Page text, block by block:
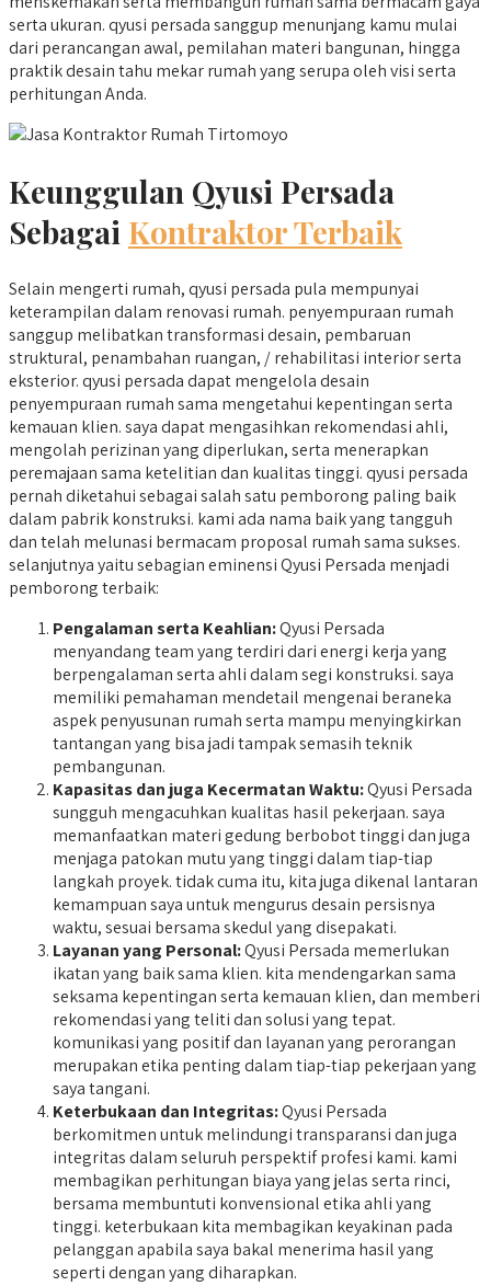
serta ukuran. qyusi persada sanggup menunjang kamu mulai
dari perancangan awal, pemilahan materi bangunan, hingga
praktik desain tahu mekar rumah yang serupa oleh visi serta
perhitungan Anda.
Keunggulan Qyusi Persada
Sebagai Kontraktor Terbaik
Selain mengerti rumah, qyusi persada pula mempunyai
keterampilan dalam renovasi rumah. penyempuraan rumah
sanggup melibatkan transformasi desain, pembaruan
struktural, penambahan ruangan, / rehabilitasi interior serta
eksterior. qyusi persada dapat mengelola desain
penyempuraan rumah sama mengetahui kepentingan serta
kemauan klien. saya dapat mengasihkan rekomendasi ahli,
mengolah perizinan yang diperlukan, serta menerapkan
peremajaan sama ketelitian dan kualitas tinggi. qyusi persada
pernah diketahui sebagai salah satu pemborong paling baik
dalam pabrik konstruksi. kami ada nama baik yang tangguh
dan telah melunasi bermacam proposal rumah sama sukses.
selanjutnya yaitu sebagian eminensi Qyusi Persada menjadi
pemborong terbaik:
Pengalaman serta Keahlian:Qyusi Persada
menyandang team yang terdiri dari energi kerja yang
berpengalaman serta ahli dalam segi konstruksi. saya
memiliki pemahaman mendetail mengenai beraneka
aspek penyusunan rumah serta mampu menyingkirkan
tantangan yang bisa jadi tampak semasih teknik
pembangunan.
Kapasitas dan juga Kecermatan Waktu:Qyusi Persada
sungguh mengacuhkan kualitas hasil pekerjaan. saya
memanfaatkan materi gedung berbobot tinggi dan juga
menjaga patokan mutu yang tinggi dalam tiap-tiap
langkah proyek. tidak cuma itu, kita juga dikenal lantaran
kemampuan saya untuk mengurus desain persisnya
waktu, sesuai bersama skedul yang disepakati.
Layanan yang Personal:Qyusi Persada memerlukan
ikatan yang baik sama klien. kita mendengarkan sama
seksama kepentingan serta kemauan klien, dan memberi
rekomendasi yang teliti dan solusi yang tepat.
komunikasi yang positif dan layanan yang perorangan
merupakan etika penting dalam tiap-tiap pekerjaan yang
saya tangani.
Keterbukaan dan Integritas:Qyusi Persada
berkomitmen untuk melindungi transparansi dan juga
integritas dalam seluruh perspektif profesi kami. kami
membagikan perhitungan biaya yang jelas serta rinci,
bersama membuntuti konvensional etika ahli yang
tinggi. keterbukaan kita membagikan keyakinan pada
pelanggan apabila saya bakal menerima hasil yang
seperti dengan yang diharapkan.